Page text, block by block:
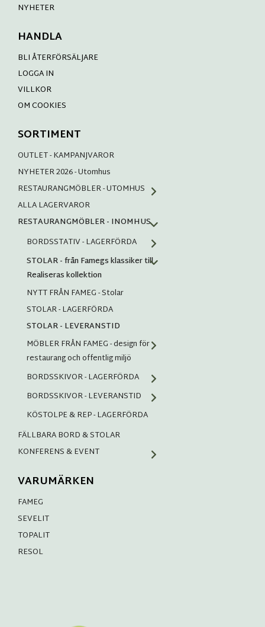
NYHETER
HANDLA
BLI ÅTERFÖRSÄLJARE
LOGGA IN
VILLKOR
OM COOKIES
SORTIMENT
OUTLET - KAMPANJVAROR
NYHETER 2026 - Utomhus
RESTAURANGMÖBLER - UTOMHUS
ALLA LAGERVAROR
RESTAURANGMÖBLER - INOMHUS
BORDSSTATIV - LAGERFÖRDA
STOLAR - från Famegs klassiker till
Realiseras kollektion
NYTT FRÅN FAMEG - Stolar
STOLAR - LAGERFÖRDA
STOLAR - LEVERANSTID
MÖBLER FRÅN FAMEG - design för
restaurang och offentlig miljö
BORDSSKIVOR - LAGERFÖRDA
BORDSSKIVOR - LEVERANSTID
KÖSTOLPE & REP - LAGERFÖRDA
FÄLLBARA BORD & STOLAR
KONFERENS & EVENT
VARUMÄRKEN
FAMEG
SEVELIT
TOPALIT
RESOL